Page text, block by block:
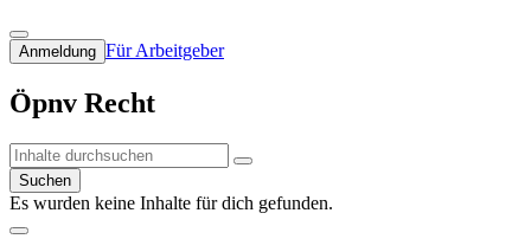
Anmeldung Für Arbeitgeber
Öpnv Recht
Suchen
Es wurden keine Inhalte für dich gefunden.